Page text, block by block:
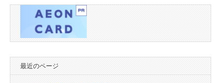
最近のページ